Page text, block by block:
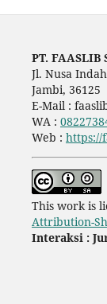
PT. FAASLIB
Jl. Nusa
Jambi, 36125
E-Mail :
WA :
Web : https://
This work is
Attribution-
Interaksi :